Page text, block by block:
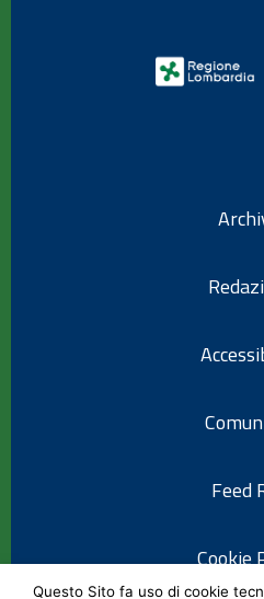
Feed
Cookie
Questo Sito fa uso di cookie